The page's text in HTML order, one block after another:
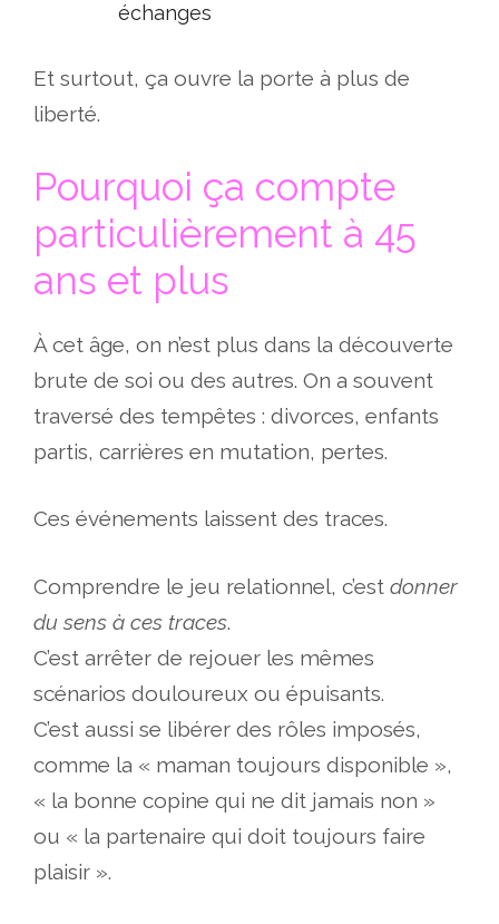
échanges
Et surtout, ça ouvre la porte à plus de
liberté.
Pourquoi ça compte
particulièrement à 45
ans et plus
À cet âge, on n’est plus dans la découverte
brute de soi ou des autres. On a souvent
traversé des tempêtes : divorces, enfants
partis, carrières en mutation, pertes.
Ces événements laissent des traces.
Comprendre le jeu relationnel, c’est donner
du sens à ces traces.
C’est arrêter de rejouer les mêmes
scénarios douloureux ou épuisants.
C’est aussi se libérer des rôles imposés,
comme la « maman toujours disponible »,
« la bonne copine qui ne dit jamais non »
ou « la partenaire qui doit toujours faire
plaisir ».